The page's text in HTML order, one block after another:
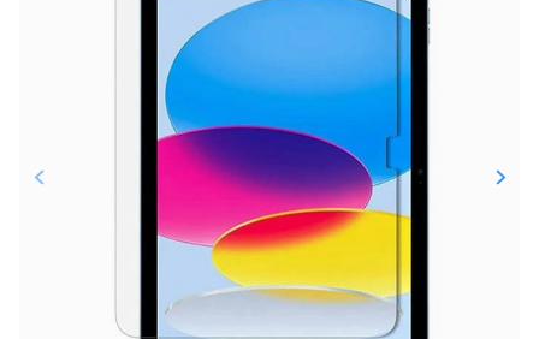
График платежей
25
Добавляйте товары
в корзину